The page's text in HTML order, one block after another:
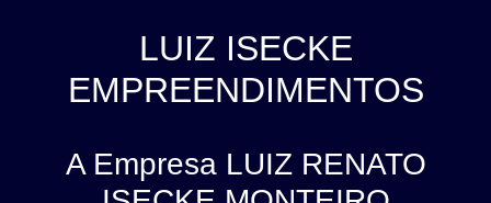
LUIZ ISECKE
EMPREENDIMENTOS
A Empresa LUIZ RENATO